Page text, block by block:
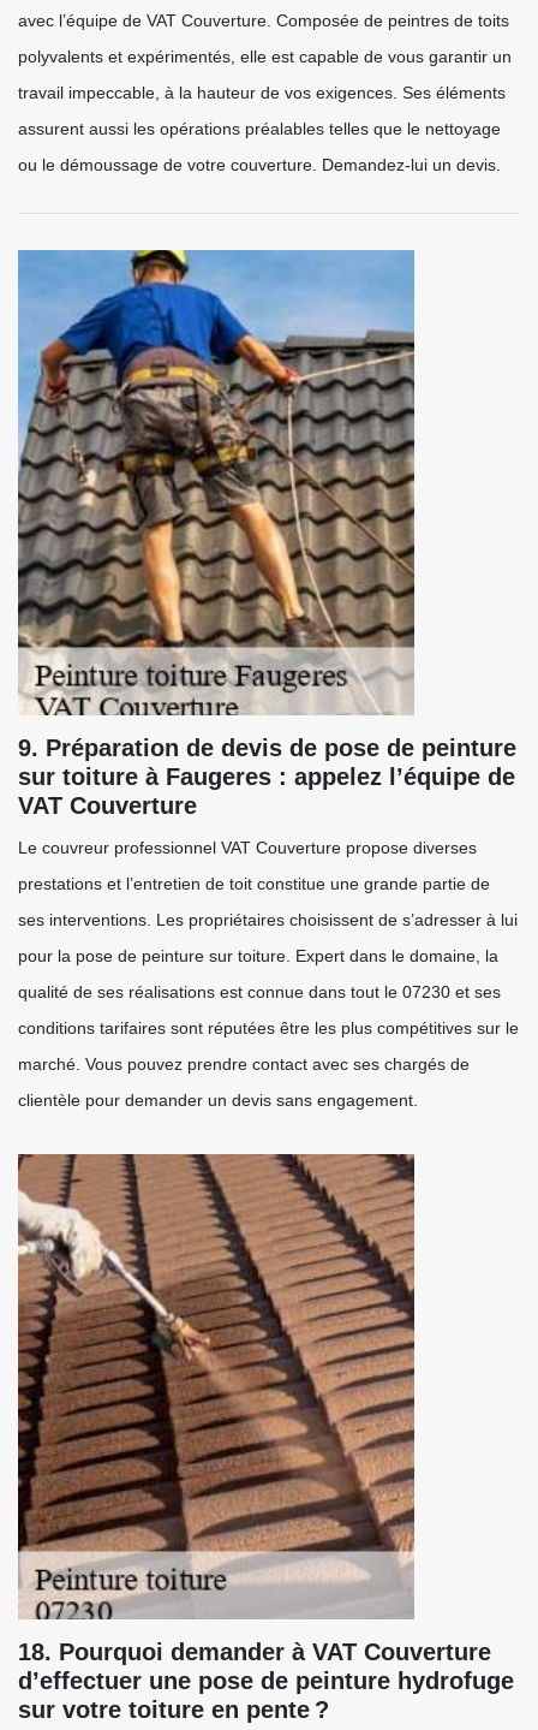
avec l’équipe de VAT Couverture. Composée de peintres de toits
polyvalents et expérimentés, elle est capable de vous garantir un
travail impeccable, à la hauteur de vos exigences. Ses éléments
assurent aussi les opérations préalables telles que le nettoyage
ou le démoussage de votre couverture. Demandez-lui un devis.
9. Préparation de devis de pose de peinture
sur toiture à Faugeres : appelez l’équipe de
VAT Couverture
Le couvreur professionnel VAT Couverture propose diverses
prestations et l’entretien de toit constitue une grande partie de
ses interventions. Les propriétaires choisissent de s’adresser à lui
pour la pose de peinture sur toiture. Expert dans le domaine, la
qualité de ses réalisations est connue dans tout le 07230 et ses
conditions tarifaires sont réputées être les plus compétitives sur le
marché. Vous pouvez prendre contact avec ses chargés de
clientèle pour demander un devis sans engagement.
18. Pourquoi demander à VAT Couverture
d’effectuer une pose de peinture hydrofuge
sur votre toiture en pente ?